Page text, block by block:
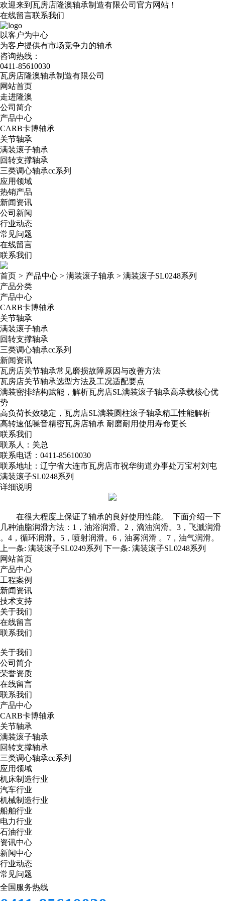
欢迎来到瓦房店隆澳轴承制造有限公司官方网站！
在线留言联系我们
以客户为中心
为客户提供有市场竞争力的轴承
咨询热线：
0411-85610030
瓦房店隆澳轴承制造有限公司
网站首页
走进隆澳
公司简介
产品中心
CARB卡博轴承
关节轴承
满装滚子轴承
回转支撑轴承
三类调心轴承cc系列
应用领域
热销产品
新闻资讯
公司新闻
行业动态
常见问题
在线留言
联系我们
首页 > 产品中心 > 满装滚子轴承 > 满装滚子SL0248系列
产品分类
产品中心
CARB卡博轴承
关节轴承
满装滚子轴承
回转支撑轴承
三类调心轴承cc系列
新闻资讯
瓦房店关节轴承常见磨损故障原因与改善方法
瓦房店关节轴承选型方法及工况适配要点
满装密排结构赋能，解析瓦房店SL满装滚子轴承高承载核心优
势
高负荷长效稳定，瓦房店SL满装圆柱滚子轴承精工性能解析
高转速低噪音精密瓦房店轴承​ 耐磨耐用使用寿命更长
联系我们
联系人：关总
联系电话：0411-85610030
联系地址：辽宁省大连市瓦房店市祝华街道办事处万宝村刘屯
满装滚子SL0248系列
详细说明
在很大程度上保证了轴承的良好使用性能。 下面介绍一下
几种油脂润滑方法：1，油浴润滑。2，滴油润滑。3，飞溅润滑
。4，循环润滑。5，喷射润滑。6，油雾润滑 。7，油气润滑。
上一条: 满装滚子SL0249系列 下一条: 满装滚子SL0248系列
网站首页
产品中心
工程案例
新闻资讯
技术支持
关于我们
在线留言
联系我们
关于我们
公司简介
荣誉资质
在线留言
联系我们
产品中心
CARB卡博轴承
关节轴承
满装滚子轴承
回转支撑轴承
三类调心轴承cc系列
应用领域
机床制造行业
汽车行业
机械制造行业
船舶行业
电力行业
石油行业
资讯中心
新闻中心
行业动态
常见问题
全国服务热线